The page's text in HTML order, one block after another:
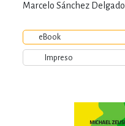
Marcelo Sánchez Delgado
eBook
Impreso